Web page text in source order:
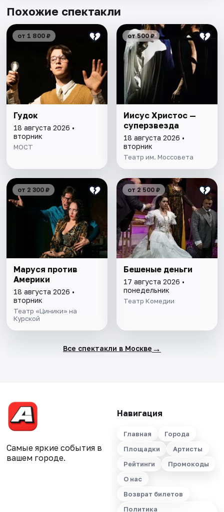
Похожие спектакли
от 1 800 ₽
Гудок
18 августа 2026 •
вторник
МОСТ
от 500 ₽
Иисус Христос —
суперзвезда
18 августа 2026 •
вторник
Театр им. Моссовета
от 2 300 ₽
Маруся против
Америки
18 августа 2026 •
вторник
Театр «Циники» на
Курской
от 2 500 ₽
Бешеные деньги
17 августа 2026 •
понедельник
Театр Комедии
Все спектакли в Москве →
Самые яркие события в
вашем городе.
Навигация
Главная
Города
Площадки
Артисты
Рейтинги
Промокоды
О нас
Возврат билетов
Политика